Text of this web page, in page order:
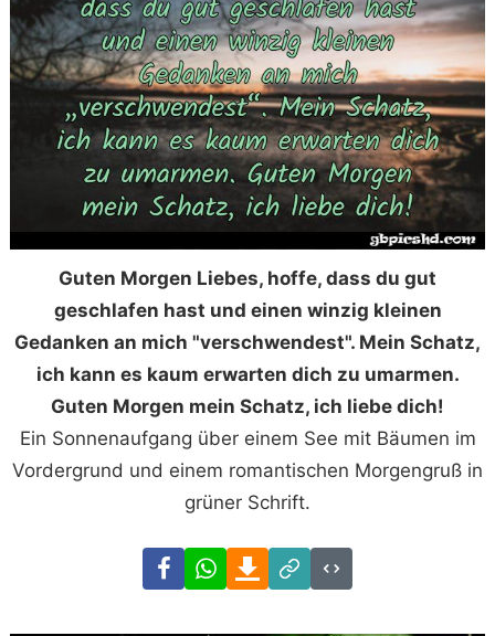
Guten Morgen Liebes, hoffe, dass du gut
geschlafen hast und einen winzig kleinen
Gedanken an mich "verschwendest". Mein Schatz,
ich kann es kaum erwarten dich zu umarmen.
Guten Morgen mein Schatz, ich liebe dich!
Ein Sonnenaufgang über einem See mit Bäumen im
Vordergrund und einem romantischen Morgengruß in
grüner Schrift.
FacebookWhatsAppDownload
Link
Code